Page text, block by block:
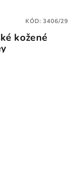
kožené
KÓD:3406/29